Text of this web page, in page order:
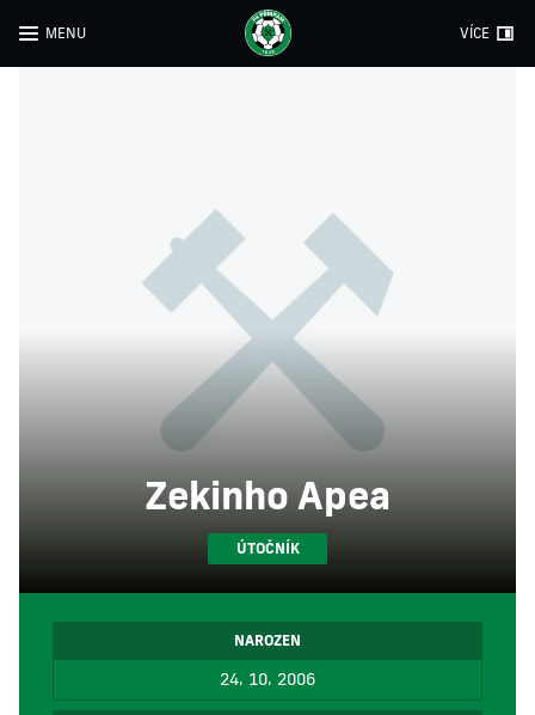
MENU VÍCE
Zekinho Apea
ÚTOČNÍK
NAROZEN
24. 10. 2006